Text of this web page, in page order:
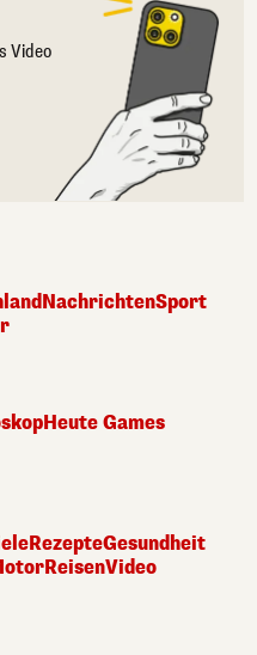
Video
NachrichtenSport
Heute Games
RezepteGesundheit
ReisenVideo